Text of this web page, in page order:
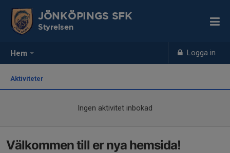
Hem Logga in
JÖNKÖPINGS SFK
Styrelsen
Aktiviteter
Ingen aktivitet inbokad
Välkommen till er nya hemsida!